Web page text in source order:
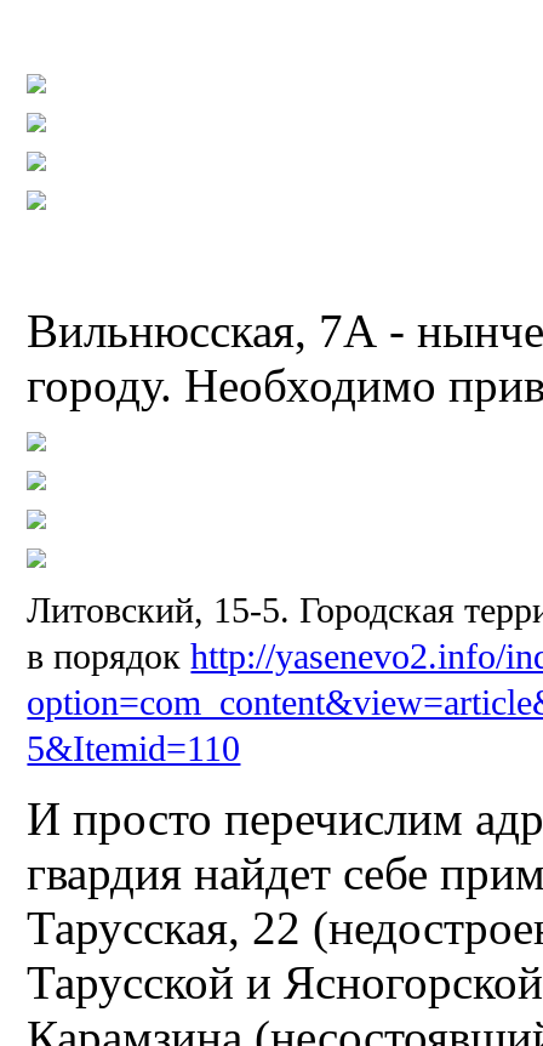
Вильнюсская, 7А -
городу. Необходимо
Литовский, 15-5. Городская
в порядокhttp://yasenevo2.info/
5&Itemid=110
И просто перечислим
гвардия найдет себе
Тарусская, 22
Тарусской и